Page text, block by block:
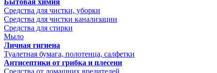
Бытовая химия
Средства для чистки, уборки
Средства для чистки канализации
Средства для стирки
Мыло
Личная гигиена
Туалетная бумага, полотенца, салфетки
Антисептики от грибка и плесени
Средства от домашних вредителей